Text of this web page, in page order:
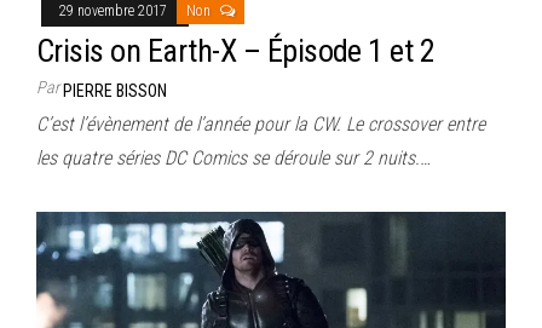
29 novembre 2017 Non
Crisis on Earth-X – Épisode 1 et 2
ParPIERRE BISSON
C’est l’évènement de l’année pour la CW. Le crossover entre
les quatre séries DC Comics se déroule sur 2 nuits.…